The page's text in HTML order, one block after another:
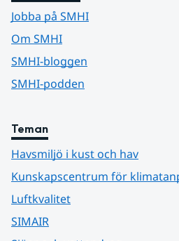
Jobba på SMHI
Om SMHI
SMHI-bloggen
SMHI-podden
Teman
Havsmiljö i kust och hav
Kunskapscentrum för
Luftkvalitet
SIMAIR